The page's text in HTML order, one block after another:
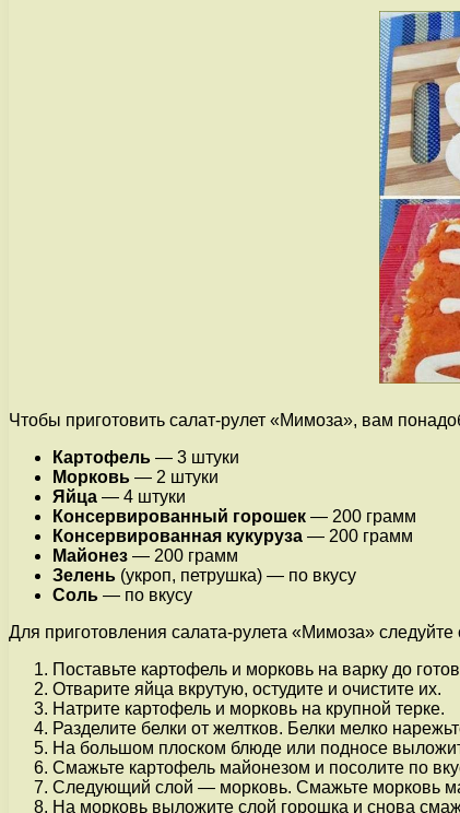
Чтобы приготовить салат-рулет «Мимоза», вам
Картофель — 3 штуки
Морковь — 2 штуки
Яйца — 4 штуки
Консервированный горошек — 200 грамм
Консервированная кукуруза — 200 грамм
Майонез — 200 грамм
Зелень (укроп, петрушка) — по вкусу
Соль — по вкусу
Для приготовления салата-рулета «Мимоза»
Поставьте картофель и морковь на варку до
Отварите яйца вкрутую, остудите и очистите их.
Натрите картофель и морковь на крупной терке.
Разделите белки от желтков. Белки мелко
На большом плоском блюде или подносе
Смажьте картофель майонезом и посолите по
Следующий слой — морковь. Смажьте морковь
На морковь выложите слой горошка и снова